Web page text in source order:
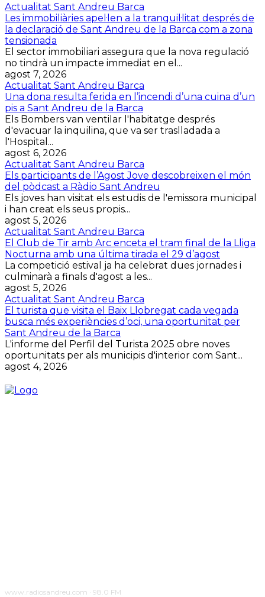
Actualitat Sant Andreu Barca
Les immobiliàries apel·len a la tranquil·litat després de
la declaració de Sant Andreu de la Barca com a zona
tensionada
El sector immobiliari assegura que la nova regulació
no tindrà un impacte immediat en el...
agost 7, 2026
Actualitat Sant Andreu Barca
Una dona resulta ferida en l’incendi d’una cuina d’un
pis a Sant Andreu de la Barca
Els Bombers van ventilar l'habitatge després
d'evacuar la inquilina, que va ser traslladada a
l'Hospital...
agost 6, 2026
Actualitat Sant Andreu Barca
Els participants de l’Agost Jove descobreixen el món
del pòdcast a Ràdio Sant Andreu
Els joves han visitat els estudis de l'emissora municipal
i han creat els seus propis...
agost 5, 2026
Actualitat Sant Andreu Barca
El Club de Tir amb Arc enceta el tram final de la Lliga
Nocturna amb una última tirada el 29 d’agost
La competició estival ja ha celebrat dues jornades i
culminarà a finals d'agost a les...
agost 5, 2026
Actualitat Sant Andreu Barca
El turista que visita el Baix Llobregat cada vegada
busca més experiències d’oci, una oportunitat per
Sant Andreu de la Barca
L'informe del Perfil del Turista 2025 obre noves
oportunitats per als municipis d'interior com Sant...
agost 4, 2026
www.radiosandreu.com · 98.0 FM